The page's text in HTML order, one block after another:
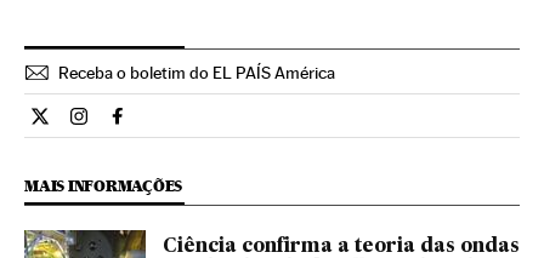
Receba o boletim do EL PAÍS América
Ciencia El País Brasil en Twitter
Ciencia El País Brasil en Instagram
Ciencia El País Brasil en Facebook
MAIS INFORMAÇÕES
Ciência confirma a teoria das ondas